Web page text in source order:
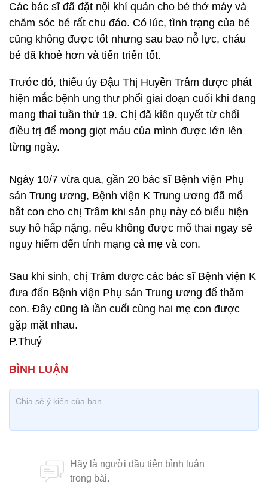
Các bác sĩ đã đặt nội khí quản cho bé thở máy và
chăm sóc bé rất chu đáo. Có lúc, tình trạng của bé
cũng không được tốt nhưng sau bao nỗ lực, cháu
bé đã khoẻ hơn và tiến triển tốt.
Trước đó, thiếu úy Đậu Thị Huyền Trâm được phát
hiện mắc bệnh ung thư phổi giai đoạn cuối khi đang
mang thai tuần thứ 19. Chị đã kiên quyết từ chối
điều trị để mong giọt máu của mình được lớn lên
từng ngày.
Ngày 10/7 vừa qua, gần 20 bác sĩ Bệnh viện Phụ
sản Trung ương, Bệnh viện K Trung ương đã mổ
bắt con cho chị Trâm khi sản phụ này có biểu hiện
suy hô hấp nặng, nếu không được mổ thai ngay sẽ
nguy hiểm đến tính mạng cả mẹ và con.
Sau khi sinh, chị Trâm được các bác sĩ Bệnh viện K
đưa đến Bệnh viện Phụ sản Trung ương để thăm
con. Đây cũng là lần cuối cùng hai mẹ con được
gặp mặt nhau.
P.Thuý